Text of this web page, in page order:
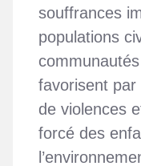
souffrances
populations
favorisent par
de violences
forcé des